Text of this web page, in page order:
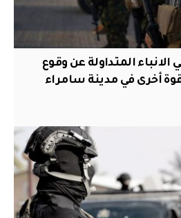
المتداولة عن وقوع
أخرى في مدينة سامراء